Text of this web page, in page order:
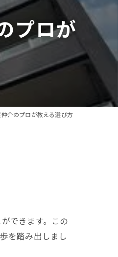
プロが
介のプロが教える選び方
できます。この
を踏み出しまし